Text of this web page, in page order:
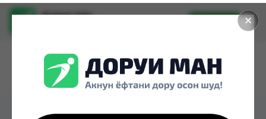
✕
Доруи ман
Установить